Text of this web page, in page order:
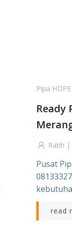
Pipa HDPE
Ready
Ratih
Pusat
read